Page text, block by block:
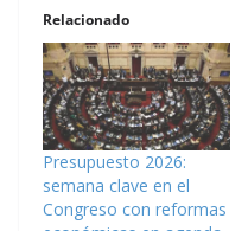
Relacionado
Presupuesto 2026:
semana clave en el
Congreso con reformas